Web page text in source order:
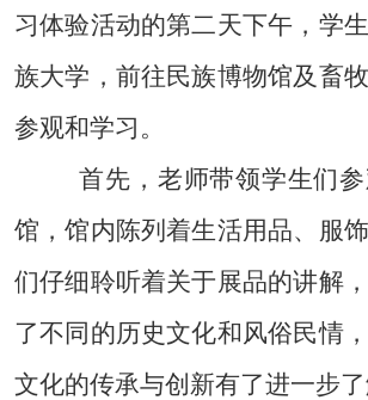
习体验活动的第二天下午，学
族大学，前往民族博物馆及畜
参观和学习。
首先，老师带领学生们
馆，馆内陈列着生活用品、服
们仔细聆听着关于展品的讲解
了不同的历史文化和风俗民情
文化的传承与创新有了进一步了